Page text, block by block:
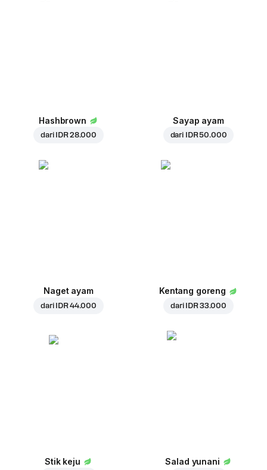
Hashbrown
dari IDR 28.000
Sayap ayam
dari IDR 50.000
Naget ayam
dari IDR 44.000
Kentang goreng
dari IDR 33.000
Stik keju Salad yunani